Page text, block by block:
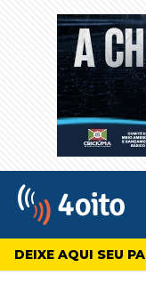
4oito
DEIXE AQUI SEU